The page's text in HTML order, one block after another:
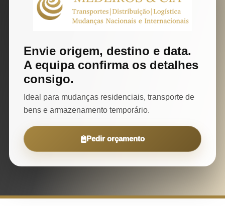
Envie origem, destino e data.
A equipa confirma os detalhes
consigo.
Ideal para mudanças residenciais, transporte de
bens e armazenamento temporário.
Pedir orçamento